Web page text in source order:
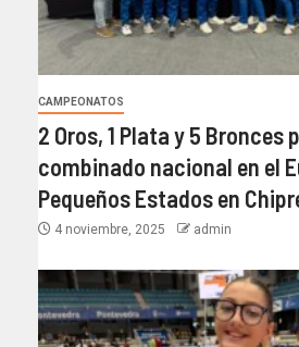
CAMPEONATOS
2 Oros, 1 Plata y 5 Bronces
combinado nacional en el
Pequeños Estados en
4 noviembre, 2025 admin